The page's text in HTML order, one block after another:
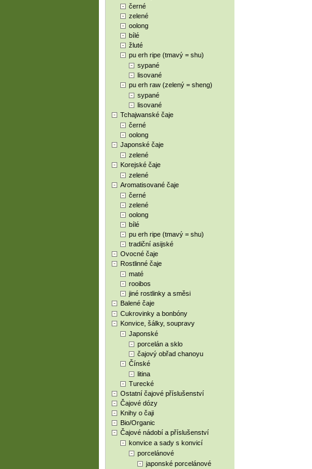
černé
zelené
oolong
bílé
žluté
pu erh ripe (tmavý = shu)
sypané
lisované
pu erh raw (zelený = sheng)
sypané
lisované
Tchajwanské čaje
černé
oolong
Japonské čaje
zelené
Korejské čaje
zelené
Aromatisované čaje
černé
zelené
oolong
bílé
pu erh ripe (tmavý = shu)
tradiční asijské
Ovocné čaje
Rostlinné čaje
maté
rooibos
jiné rostlinky a směsi
Balené čaje
Cukrovinky a bonbóny
Konvice, šálky, soupravy
Japonské
porcelán a sklo
čajový obřad chanoyu
Čínské
litina
Turecké
Ostatní čajové příslušenství
Čajové dózy
Knihy o čaji
Bio/Organic
Čajové nádobí a příslušenství
konvice a sady s konvicí
porcelánové
japonské porcelánové